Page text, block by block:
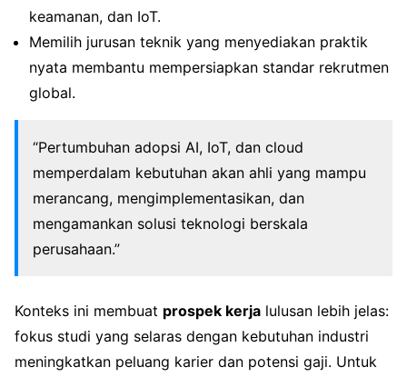
keamanan, dan IoT.
Memilih jurusan teknik yang menyediakan praktik
nyata membantu mempersiapkan standar rekrutmen
global.
“Pertumbuhan adopsi AI, IoT, dan cloud
memperdalam kebutuhan akan ahli yang mampu
merancang, mengimplementasikan, dan
mengamankan solusi teknologi berskala
perusahaan.”
Konteks ini membuat prospek kerja lulusan lebih jelas:
fokus studi yang selaras dengan kebutuhan industri
meningkatkan peluang karier dan potensi gaji. Untuk